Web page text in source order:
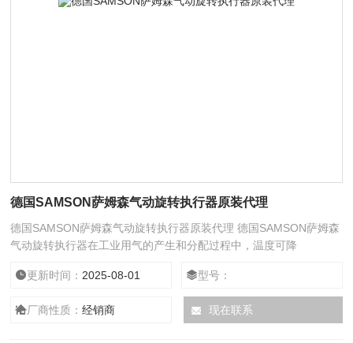
德国SAMSON萨姆森气动旋转执行器原装代理
德国SAMSON萨姆森气动旋转执行器原装代理 德国SAMSON萨姆森
气动旋转执行器在工业用气的产生和分配过程中，温度可降
同气体、温度转换、压力等级和特定流动条件的组合、积累了专有技
术并在与气体生产商的密切合作中不断进行发展*
更新时间： 2025-08-01 型号：
厂商性质：经销商 现在联系